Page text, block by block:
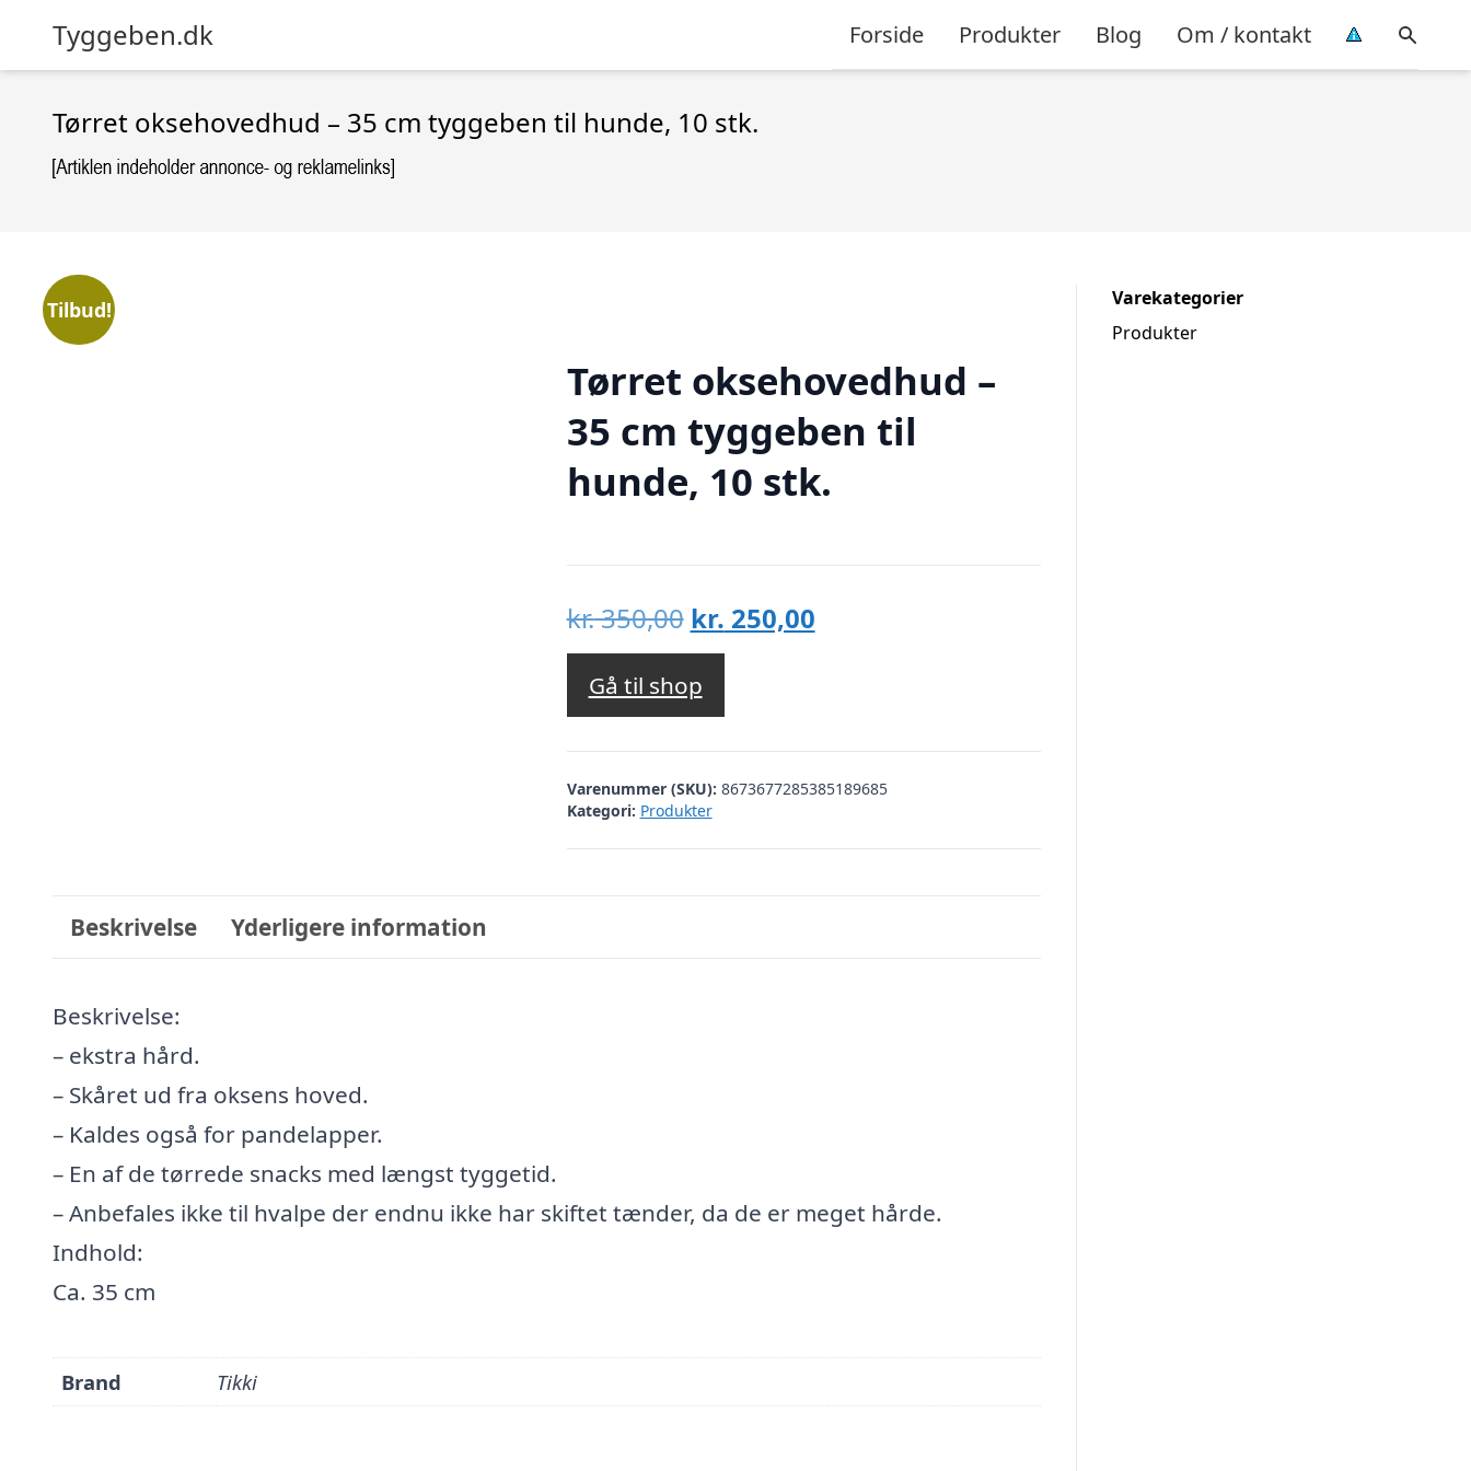
Tyggeben.dk Forside Produkter Blog Om / kontakt
Tørret oksehovedhud – 35 cm tyggeben til hunde, 10 stk.
Tilbud!
Tørret oksehovedhud –
35 cm tyggeben til
hunde, 10 stk.
kr.350,00 Den
oprindelige
pris
var:
kr. 350,00.
kr. 250,00Den
kr. 250,00.
Gå til shop
Varenummer (SKU): 8673677285385189685
Kategori: Produkter
Beskrivelse Yderligere information
Beskrivelse:
– ekstra hård.
– Skåret ud fra oksens hoved.
– Kaldes også for pandelapper.
– En af de tørrede snacks med længst tyggetid.
– Anbefales ikke til hvalpe der endnu ikke har skiftet tænder, da de er meget hårde.
Indhold:
Ca. 35 cm
Brand Tikki
Varekategorier
Produkter